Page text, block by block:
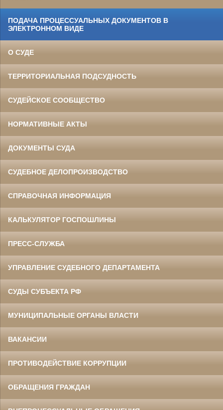
ПОДАЧА ПРОЦЕССУАЛЬНЫХ ДОКУМЕНТОВ В
ЭЛЕКТРОННОМ ВИДЕ
О СУДЕ
ТЕРРИТОРИАЛЬНАЯ ПОДСУДНОСТЬ
СУДЕЙСКОЕ СООБЩЕСТВО
НОРМАТИВНЫЕ АКТЫ
ДОКУМЕНТЫ СУДА
СУДЕБНОЕ ДЕЛОПРОИЗВОДСТВО
СПРАВОЧНАЯ ИНФОРМАЦИЯ
КАЛЬКУЛЯТОР ГОСПОШЛИНЫ
ПРЕСС-СЛУЖБА
УПРАВЛЕНИЕ СУДЕБНОГО ДЕПАРТАМЕНТА
СУДЫ СУБЪЕКТА РФ
МУНИЦИПАЛЬНЫЕ ОРГАНЫ ВЛАСТИ
ВАКАНСИИ
ПРОТИВОДЕЙСТВИЕ КОРРУПЦИИ
ОБРАЩЕНИЯ ГРАЖДАН